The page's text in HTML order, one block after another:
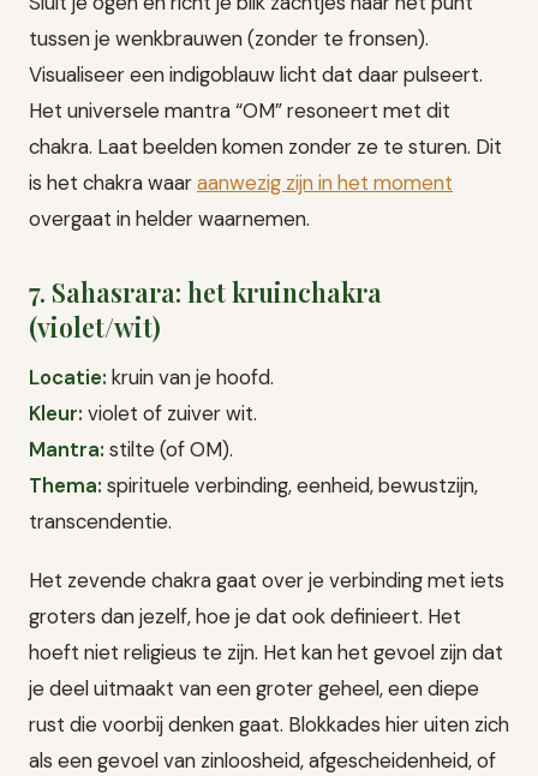
tussen je wenkbrauwen (zonder te fronsen).
Visualiseer een indigoblauw licht dat daar pulseert.
Het universele mantra “OM” resoneert met dit
chakra. Laat beelden komen zonder ze te sturen. Dit
is het chakra waaraanwezig zijn in het moment
overgaat in helder waarnemen.
7. Sahasrara: het kruinchakra
(violet/wit)
Locatie: kruin van je hoofd.
Kleur: violet of zuiver wit.
Mantra: stilte (of OM).
Thema: spirituele verbinding, eenheid, bewustzijn,
transcendentie.
Het zevende chakra gaat over je verbinding met iets
groters dan jezelf, hoe je dat ook definieert. Het
hoeft niet religieus te zijn. Het kan het gevoel zijn dat
je deel uitmaakt van een groter geheel, een diepe
rust die voorbij denken gaat. Blokkades hier uiten zich
als een gevoel van zinloosheid, afgescheidenheid, of